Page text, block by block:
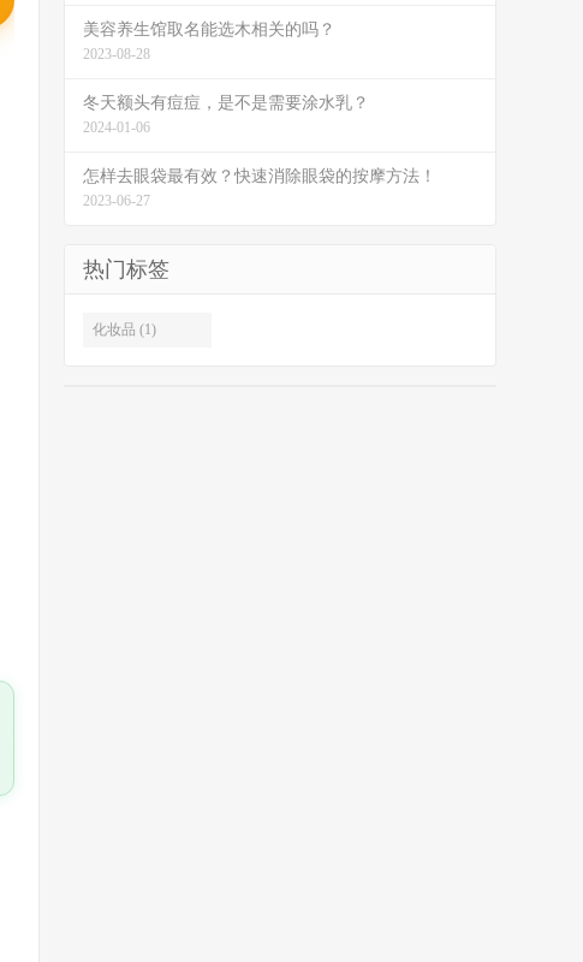
美容养生馆取名能选木相关的吗？
2023-08-28
冬天额头有痘痘，是不是需要涂水乳？
2024-01-06
怎样去眼袋最有效？快速消除眼袋的按摩方法！
2023-06-27
热门标签
化妆品 (1)